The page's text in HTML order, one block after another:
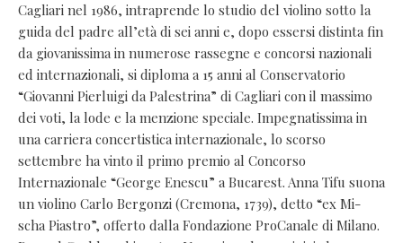
Cagliari nel 1986, intraprende lo studio del violino sotto la
guida del padre all’età di sei anni e, dopo essersi distinta fin
da giovanissima in numerose rassegne e concorsi nazionali
ed internazionali, si diploma a 15 anni al Conservatorio
“Giovanni Pierluigi da Palestrina” di Cagliari con il massimo
dei voti, la lode e la menzione speciale. Impegnatissima in
una carriera concertistica internazionale, lo scorso
settembre ha vinto il primo premio al Concorso
Internazionale “George Enescu” a Bucarest. Anna Tifu suona
un violino Carlo Bergonzi (Cremona, 1739), detto “ex Mi-
scha Piastro”, offerto dalla Fondazione ProCanale di Milano.